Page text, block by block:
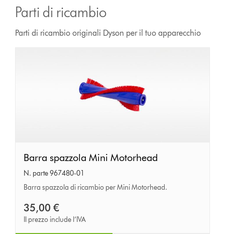
Parti di ricambio
Parti di ricambio originali Dyson per il tuo apparecchio
spazzola
Mini
Motorhead
Barra spazzola Mini Motorhead
N. parte 967480-01
Barra spazzola di ricambio per Mini Motorhead.
35,00 €
Il prezzo include l’IVA